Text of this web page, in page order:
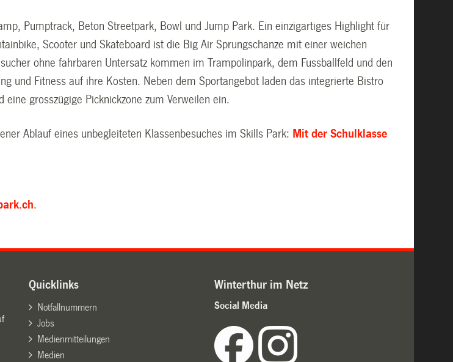
Pumptrack, Beton Streetpark, Bowl und Jump Park. Ein einzigartiges Highlight für
Scooter und Skateboard ist die Big Air Sprungschanze mit einer weichen
ohne fahrbaren Untersatz kommen im Trampolinpark, dem Fussballfeld und den
und Fitness auf ihre Kosten. Neben dem Sportangebot laden das integrierte Bistro
grosszügige Picknickzone zum Verweilen ein.
Ablauf eines unbegleiteten Klassenbesuches im Skills Park: Mit der Schulklasse
.
Quicklinks
Notfallnummern
Jobs
Medienmitteilungen
Medien
Winterthur im Netz
Social Media